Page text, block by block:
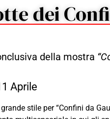
dei
della mostra
Aprile
stile per “Confini da